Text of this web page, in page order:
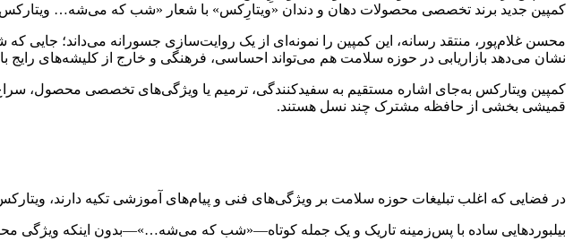
کمپین جدید برند تخصصی محصولات دهان و دندان «ویتارِکس» با شعار «شب که می‌شه…
محسن غلام‌پور، منتقد رسانه، این کمپین را نمونه‌ای از یک روایت‌سازی جسورانه می‌داند؛
نشان می‌دهد بازاریابی در حوزه سلامت هم می‌تواند احساسی، فرهنگی و خارج از کلیشه‌های رایج
کمپین ویتارکس به‌جای اشاره مستقیم به سفیدکنندگی، ترمیم یا ویژگی‌های تخصصی محصول،
قمیشی بخشی از حافظه مشترک چند نسل هستند.
در فضایی که اغلب تبلیغات حوزه سلامت بر ویژگی‌های فنی و پیام‌های آموزشی تکیه دارند،
بیلبوردهایی ساده با پس‌زمینه تاریک و یک جمله کوتاه—«شب که می‌شه…»—بدون اینکه ویژگی